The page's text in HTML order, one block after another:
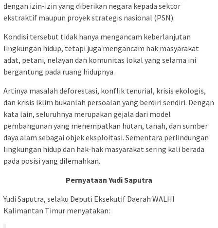
dengan izin-izin yang diberikan negara kepada sektor
ekstraktif maupun proyek strategis nasional (PSN).
Kondisi tersebut tidak hanya mengancam keberlanjutan
lingkungan hidup, tetapi juga mengancam hak masyarakat
adat, petani, nelayan dan komunitas lokal yang selama ini
bergantung pada ruang hidupnya.
Artinya masalah deforestasi, konflik tenurial, krisis ekologis,
dan krisis iklim bukanlah persoalan yang berdiri sendiri. Dengan
kata lain, seluruhnya merupakan gejala dari model
pembangunan yang menempatkan hutan, tanah, dan sumber
daya alam sebagai objek eksploitasi. Sementara perlindungan
lingkungan hidup dan hak-hak masyarakat sering kali berada
pada posisi yang dilemahkan.
Pernyataan Yudi Saputra
Yudi Saputra, selaku Deputi Eksekutif Daerah WALHI
Kalimantan Timur menyatakan: